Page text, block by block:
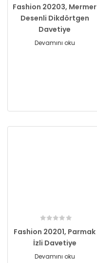
Fashion 20203, Mermer
Desenli Dikdörtgen
Davetiye
Devamını oku
Fashion 20201, Parmak
İzli Davetiye
Devamını oku